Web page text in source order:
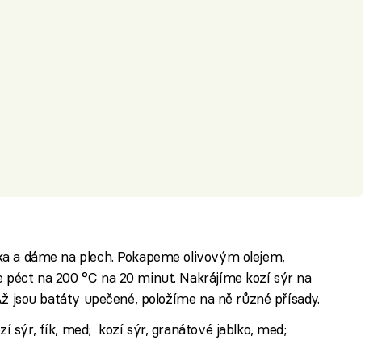
a dáme na plech. Pokapeme olivovým olejem,
péct na 200 °C na 20 minut. Nakrájíme kozí sýr na
jsou batáty upečené, položíme na ně různé přísady.
sýr, fík, med; kozí sýr, granátové jablko, med;